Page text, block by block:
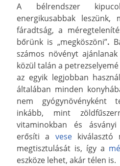
A bélrendszer
energikusabbak leszünk,
fáradtság, a
bőrünk is „megköszöni”.
számos növényt
közül talán a
az egyik legjobban
általában minden
nem gyógynövényként
inkább, mint
vitaminokban és ásványi
erősíti a vesekiválasztó
megtisztulását is, így a
eszköze lehet, akár télen is.